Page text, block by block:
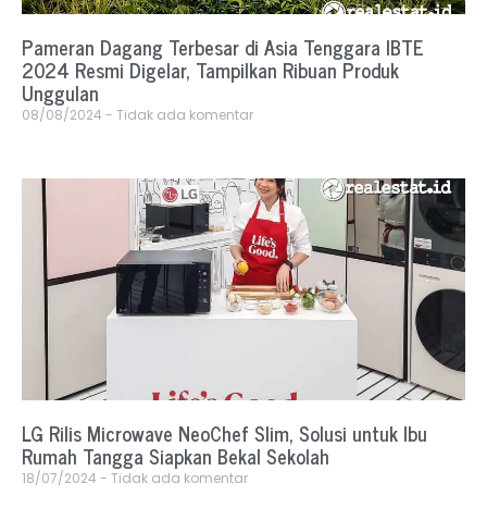
Pameran Dagang Terbesar di Asia Tenggara IBTE
2024 Resmi Digelar, Tampilkan Ribuan Produk
Unggulan
08/08/2024 Tidak ada komentar
LG Rilis Microwave NeoChef Slim, Solusi untuk Ibu
Rumah Tangga Siapkan Bekal Sekolah
18/07/2024 Tidak ada komentar